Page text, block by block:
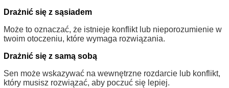
Drażnić się z sąsiadem
Może to oznaczać, że istnieje konflikt lub nieporozumienie w
twoim otoczeniu, które wymaga rozwiązania.
Drażnić się z samą sobą
Sen może wskazywać na wewnętrzne rozdarcie lub konflikt,
który musisz rozwiązać, aby poczuć się lepiej.